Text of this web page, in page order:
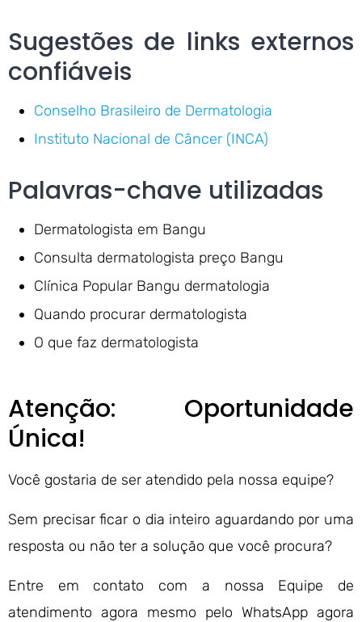
Sugestões de links externos
confiáveis
Conselho Brasileiro de Dermatologia
Instituto Nacional de Câncer (INCA)
Palavras-chave utilizadas
Dermatologista em Bangu
Consulta dermatologista preço Bangu
Clínica Popular Bangu dermatologia
Quando procurar dermatologista
O que faz dermatologista
Atenção: Oportunidade
Única!
Você gostaria de ser atendido pela nossa equipe?
Sem precisar ficar o dia inteiro aguardando por uma
resposta ou não ter a solução que você procura?
Entre em contato com a nossa Equipe de
atendimento agora mesmo pelo WhatsApp agora